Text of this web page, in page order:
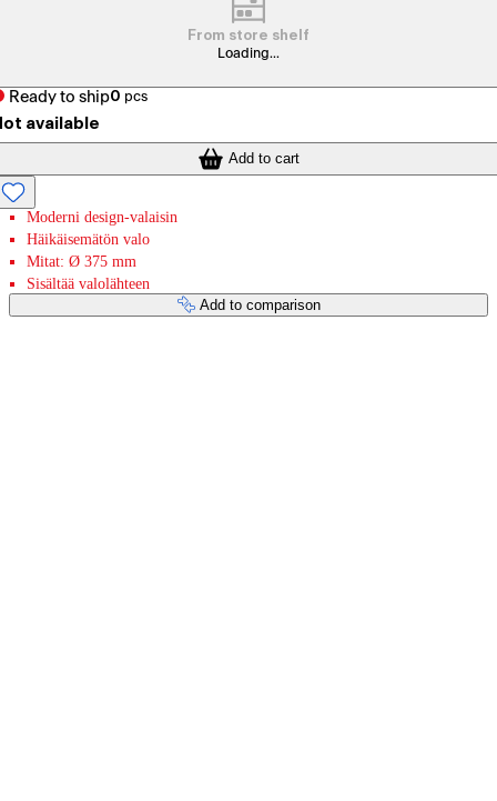
From store shelf
Loading...
Ready to ship0 pcs
available
Add to cart
Moderni design-valaisin
Häikäisemätön valo
Mitat: Ø 375 mm
Sisältää valolähteen
Add to comparison